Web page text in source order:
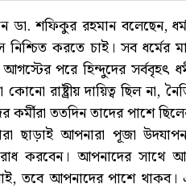
ডা. শফিকুর রহমান বলেছেন,
নিশ্চিত করতে চাই। সব ধর্মের
পরে হিন্দুদের সর্ববৃহৎ
রাষ্ট্রীয় দায়িত্ব ছিল না,
কর্মীরা ততদিন তাদের পাশে
ছাড়াই আপনারা পূজা
করবেন। আপনাদের সাথে
তবে আপনাদের পাশে